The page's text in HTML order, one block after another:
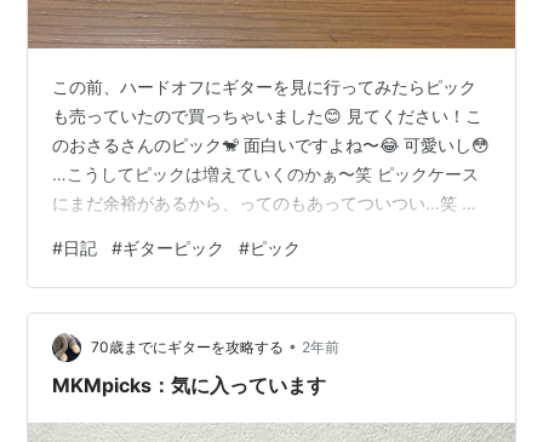
この前、ハードオフにギターを見に行ってみたらピック
も売っていたので買っちゃいました😊 見てください！こ
のおさるさんのピック🐒 面白いですよね〜😂 可愛いし😳
…こうしてピックは増えていくのかぁ〜笑 ピックケース
にまだ余裕があるから、ってのもあってついつい…笑 ま
ドオフにも行ってみようっと🙋‍♀️ ではでは今回はこのへん
で。 また次の日記で(`･ω･´)ﾉｼ
#日記 #ギターピック #ピック
70歳までにギターを攻略する • 2年前
MKMpicks：気に入っています